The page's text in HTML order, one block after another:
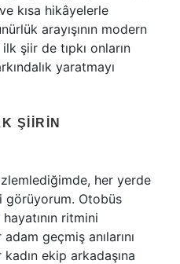
kısa hikâyelerle
arayışının modern
şiir de tıpkı onların
yaratmayı
ŞIIRIN
her yerde
görüyorum. Otobüs
ritmini
geçmiş anılarını
kadın ekip arkadaşına